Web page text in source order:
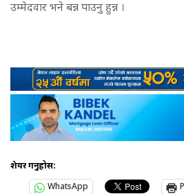
उम्मेदवार भने बन्न पाउनु हुन्न ।
शेयर गर्नुहोस:
WhatsApp